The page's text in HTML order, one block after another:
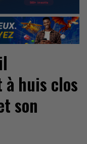
huis clos
son